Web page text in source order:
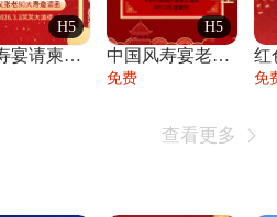
H5
喜庆寿宴请柬老人生日宴会邀请函请柬过大寿
H5
中国风寿宴老人生日宴会邀请函寿宴请帖请柬
免费 免
查看更多 